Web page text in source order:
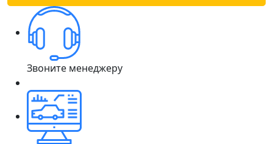
Звоните менеджеру